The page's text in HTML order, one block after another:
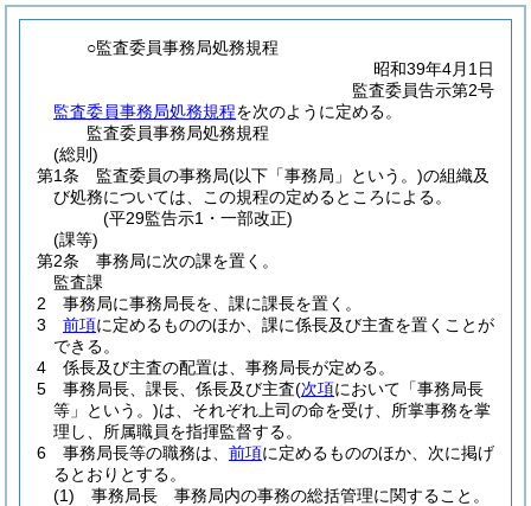
○監査委員事務局処務規程
昭和39年4月1日
監査委員告示第2号
監査委員事務局処務規程を次のように定める。
監査委員事務局処務規程
(総則)
第1条
監査委員の事務局(以下「事務局」という。)の組織及
び処務については、この規程の定めるところによる。
(平29監告示1・一部改正)
(課等)
第2条
事務局に次の課を置く。
監査課
2
事務局に事務局長を、課に課長を置く。
3
前項に定めるもののほか、課に係長及び主査を置くことが
できる。
4
係長及び主査の配置は、事務局長が定める。
5
事務局長、課長、係長及び主査(次項において「事務局長
等」という。)は、それぞれ上司の命を受け、所掌事務を掌
理し、所属職員を指揮監督する。
6
事務局長等の職務は、 前項に定めるもののほか、次に掲げ
るとおりとする。
(1)
事務局長 事務局内の事務の総括管理に関すること。